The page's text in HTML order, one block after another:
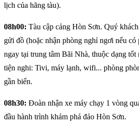
lịch của hãng tàu).
08h00: Tàu cập cảng Hòn Sơn. Quý
gửi đồ (hoặc nhận phòng nghỉ ngơi nếu
ngay tại trung tâm Bãi Nhà, thuộc dạng tốt
tiện nghi: Tivi, máy lạnh, wifi... phòng
gần biển.
08h30: Đoàn nhận xe máy chạy 1 vòng
đầu hành trình khám phá đảo Hòn Sơn.